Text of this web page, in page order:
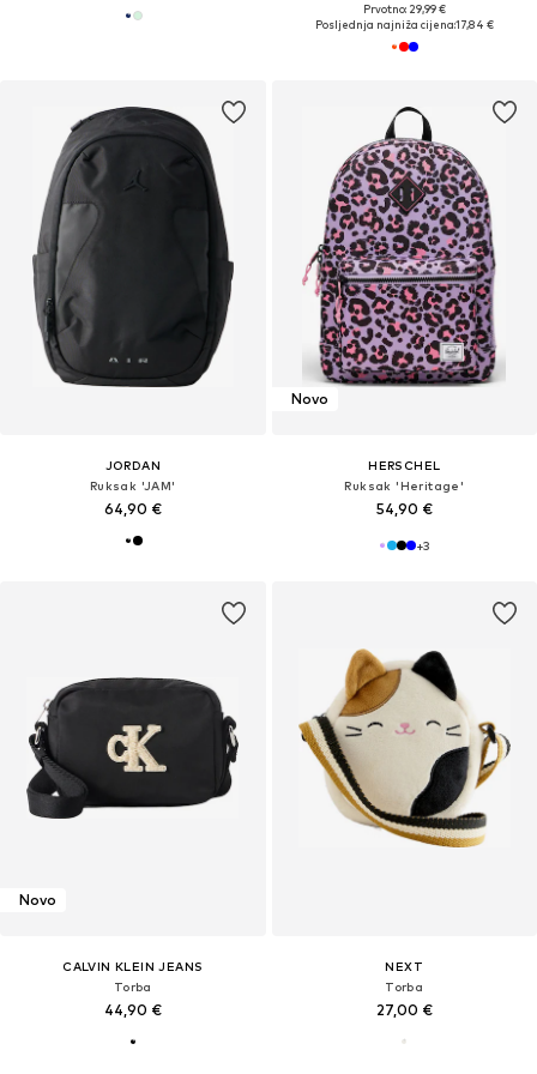
Prvotno: 29,99 €
Posljednja najniža cijena:17,84 €
JORDAN
Ruksak 'JAM'
64,90 €
Novo
HERSCHEL
Ruksak 'Heritage'
54,90 €
+3
Novo
CALVIN KLEIN JEANS
Torba
44,90 €
NEXT
Torba
27,00 €